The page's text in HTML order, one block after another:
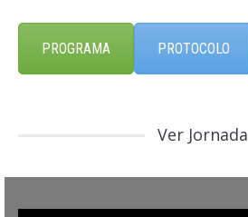
PROGRAMA PROTOCOLO
Ver Jornada